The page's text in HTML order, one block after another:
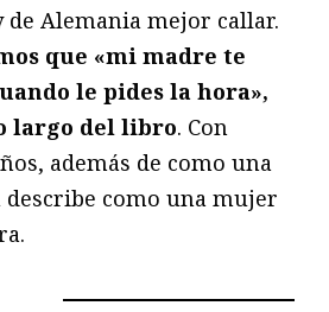
de Alemania mejor callar.
que «mi madre te
le pides la hora»,
largo del libro. Con
además de como una
como una mujer